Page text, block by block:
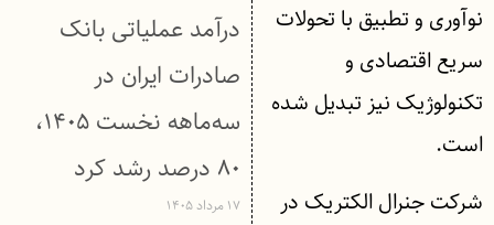
نوآوری و تطبیق با تحولات
سریع اقتصادی و
تکنولوژیک نیز تبدیل شده
است.
شرکت جنرال الکتریک در
درآمد عملیاتی بانک
صادرات ایران در
سه‌ماهه نخست ۱۴۰۵،
۸۰ درصد رشد کرد
۱۷ مرداد ۱۴۰۵